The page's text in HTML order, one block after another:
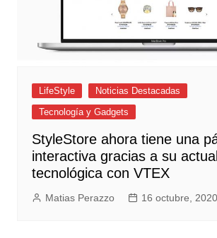
LifeStyle
Noticias Destacadas
Tecnología y Gadgets
StyleStore ahora tiene una
interactiva gracias a su
tecnológica con VTEX
Matias Perazzo 16 octubre, 2020